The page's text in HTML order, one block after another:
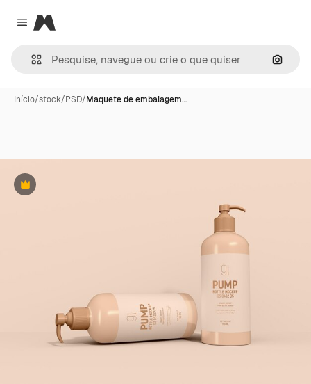
Close menu
Magnific
Início/stock/PSD/Maquete de embalagem…
Premium